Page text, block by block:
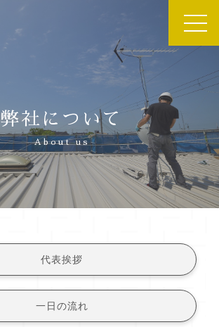
弊社について
About us
代表挨拶
一日の流れ